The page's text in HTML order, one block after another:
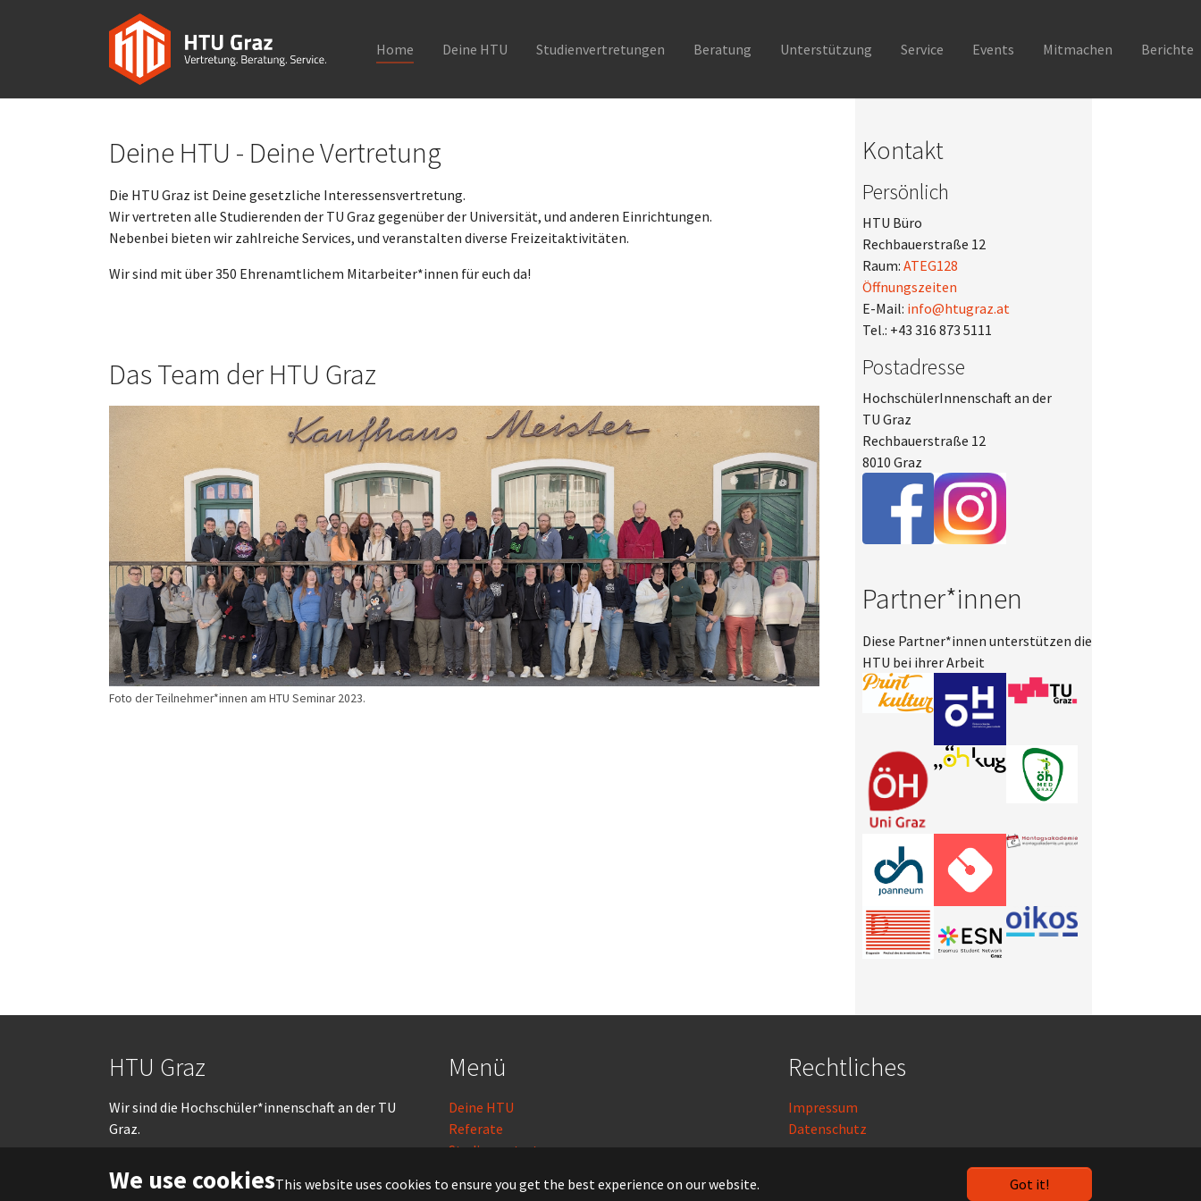
We use cookiesThis website uses cookies to ensure you get the best experience on our website. Got it!
Home Deine HTU Studienvertretungen Beratung Unterstützung Service Events Mitmachen Berichte
Deine HTU - Deine Vertretung
Die HTU Graz ist Deine gesetzliche Interessensvertretung.
Wir vertreten alle Studierenden der TU Graz gegenüber der Universität, und anderen Einrichtungen.
Nebenbei bieten wir zahlreiche Services, und veranstalten diverse Freizeitaktivitäten.
Wir sind mit über 350 Ehrenamtlichem Mitarbeiter*innen für euch da!
Das Team der HTU Graz
Foto der Teilnehmer*innen am HTU Seminar 2023.
Kontakt
Persönlich
HTU Büro
Rechbauerstraße 12
Raum: ATEG128
Öffnungszeiten
E-Mail: info@htugraz.at
Tel.: +43 316 873 5111
Postadresse
HochschülerInnenschaft an der
TU Graz
Rechbauerstraße 12
8010 Graz
Partner*innen
Diese Partner*innen unterstützen die
HTU bei ihrer Arbeit
HTU Graz
Wir sind die Hochschüler*innenschaft an der TU
Graz.
Menü
Deine HTU
Referate
Studienvertretungen
Rechtliches
Impressum
Datenschutz